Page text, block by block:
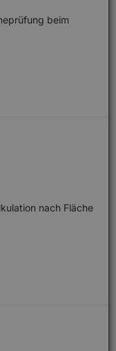
beim
nach Fläche